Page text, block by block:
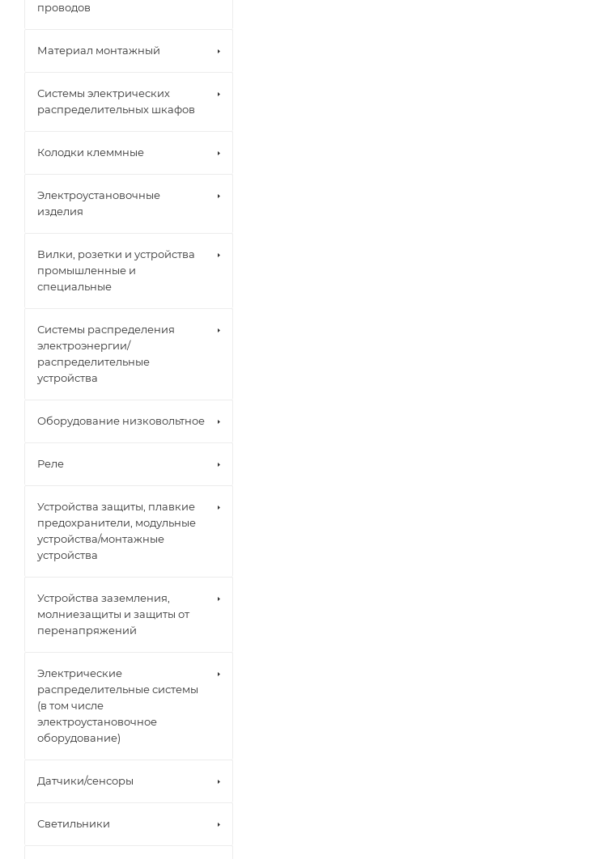
проводов
Материал монтажный
Системы электрических
распределительных шкафов
Колодки клеммные
Электроустановочные
изделия
Вилки, розетки и устройства
промышленные и
специальные
Системы распределения
электроэнергии/
распределительные
устройства
Оборудование низковольтное
Реле
Устройства защиты, плавкие
предохранители, модульные
устройства/монтажные
устройства
Устройства заземления,
молниезащиты и защиты от
перенапряжений
Электрические
распределительные системы
(в том числе
электроустановочное
оборудование)
Датчики/сенсоры
Светильники